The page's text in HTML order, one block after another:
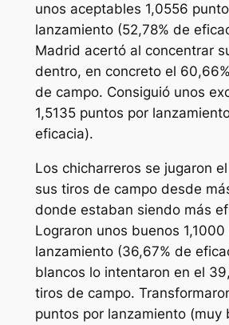
unos aceptables 1,0556
lanzamiento (52,78% de
Madrid acertó al concentrar
dentro, en concreto el
de campo. Consiguió unos
1,5135 puntos por
eficacia).
Los chicharreros se jugaron
sus tiros de campo desde
donde estaban siendo más
Lograron unos buenos
lanzamiento (36,67% de
blancos lo intentaron en el
tiros de campo.
puntos por lanzamiento (muy